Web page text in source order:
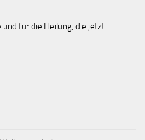
für die Heilung, die jetzt